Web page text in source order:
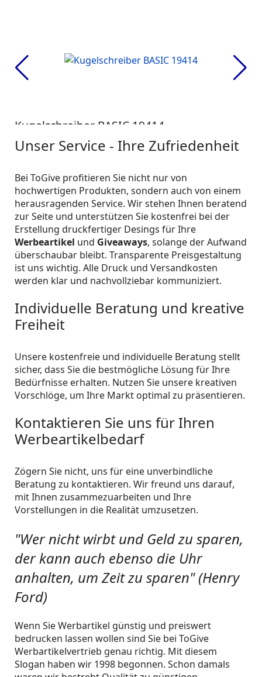
Kugelschreiber BASIC 19414
Unser Service - Ihre Zufriedenheit
Bei ToGive profitieren Sie nicht nur von
hochwertigen Produkten, sondern auch von einem
herausragenden Service. Wir stehen Ihnen beratend
zur Seite und unterstützen Sie kostenfrei bei der
Erstellung druckfertiger Desings für Ihre
Werbeartikel und Giveaways, solange der Aufwand
überschaubar bleibt. Transparente Preisgestaltung
ist uns wichtig. Alle Druck und Versandkosten
werden klar und nachvollziebar kommuniziert.
Individuelle Beratung und kreative
Freiheit
Unsere kostenfreie und individuelle Beratung stellt
sicher, dass Sie die bestmögliche Lösung für Ihre
Bedürfnisse erhalten. Nutzen Sie unsere kreativen
Vorschlöge, um Ihre Markt optimal zu präsentieren.
Kontaktieren Sie uns für Ihren
Werbeartikelbedarf
Zögern Sie nicht, uns für eine unverbindliche
Beratung zu kontaktieren. Wir freund uns darauf,
mit Ihnen zusammezuarbeiten und Ihre
Vorstellungen in die Realität umzusetzen.
"Wer nicht wirbt und Geld zu sparen,
der kann auch ebenso die Uhr
anhalten, um Zeit zu sparen" (Henry
Ford)
Wenn Sie Werbartikel günstig und preiswert
bedrucken lassen wollen sind Sie bei ToGive
Werbartikelvertrieb genau richtig. Mit diesem
Slogan haben wir 1998 begonnen. Schon damals